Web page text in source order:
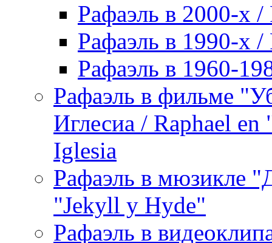
Рафаэль в 2000-х /
Рафаэль в 1990-х /
Рафаэль в 1960-
Рафаэль в фильме
Иглесиа / Raphael
Iglesia
Рафаэль в мюзикле
"Jekyll y Hyde"
Рафаэль в